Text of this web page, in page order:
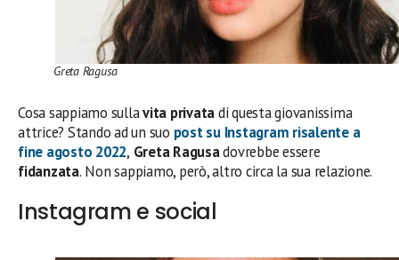
Greta Ragusa
Cosa sappiamo sullavita privatadi questa giovanissima
attrice? Stando ad un suo post su Instagram risalente a
fine agosto 2022, Greta Ragusadovrebbe essere
fidanzata. Non sappiamo, però, altro circa la sua relazione.
Instagram e social